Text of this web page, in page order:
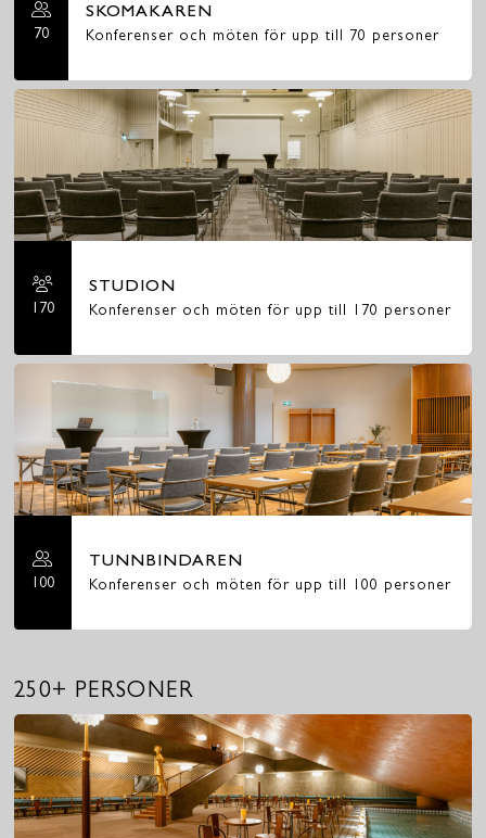
70
SKOMAKAREN
Konferenser och möten för upp till 70 personer
170
STUDION
Konferenser och möten för upp till 170 personer
100
TUNNBINDAREN
Konferenser och möten för upp till 100 personer
250+ PERSONER